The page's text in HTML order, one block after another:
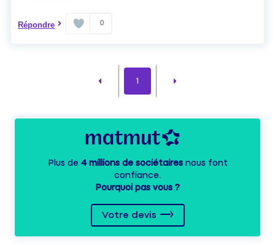
Répondre 0
1
Plus de 4 millions de sociétairesnous font
confiance.
Pourquoi pas vous ?
Votre devis